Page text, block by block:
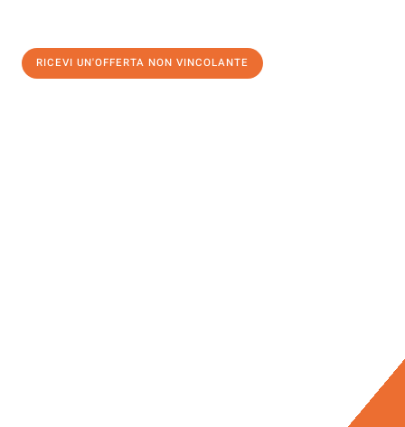
RICEVI UN'OFFERTA NON VINCOLANTE